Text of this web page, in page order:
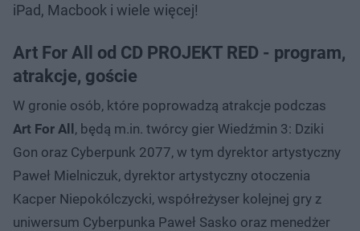
iPad, Macbook i wiele więcej!
Art For All od CD PROJEKT RED - program,
atrakcje, goście
W gronie osób, które poprowadzą atrakcje podczas
Art For All, będą m.in. twórcy gier Wiedźmin 3: Dziki
Gon oraz Cyberpunk 2077, w tym dyrektor artystyczny
Paweł Mielniczuk, dyrektor artystyczny otoczenia
Kacper Niepokólczycki, współreżyser kolejnej gry z
uniwersum Cyberpunka Paweł Sasko oraz menedżer